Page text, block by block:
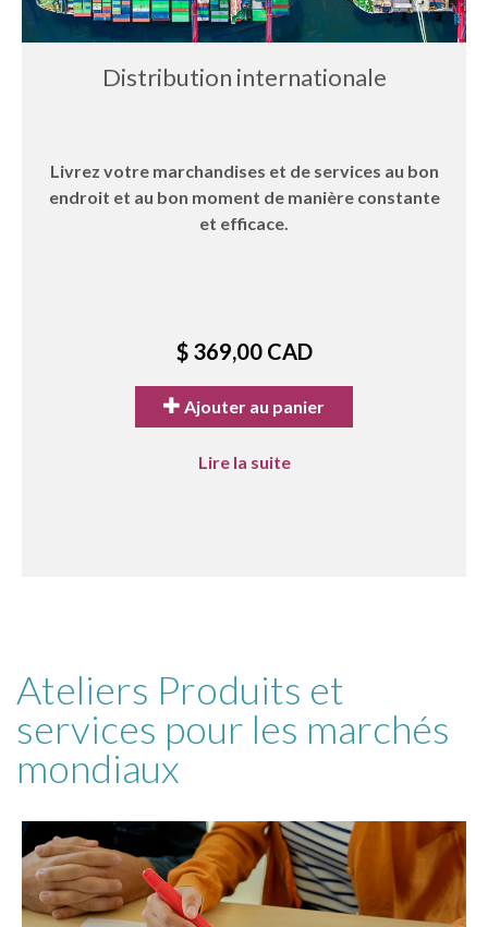
Distribution internationale
Livrez votre marchandises et de services au bon
endroit et au bon moment de manière constante
et efficace.
$ 369,00 CAD
Ajouter au panier
Lire la suite
Ateliers Produits et
services pour les marchés
mondiaux